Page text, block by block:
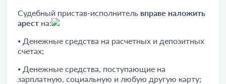
Судебный пристав-исполнитель вправе наложить
арест на:
⦁ Денежные средства на расчетных и депозитных
счетах;
⦁ Денежные средства, поступающие на
зарплатную, социальную и любую другую карту;